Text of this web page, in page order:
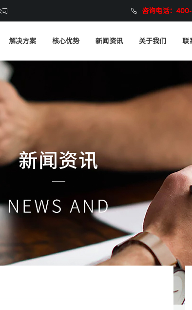
司 咨询电话：
解决方案 核心优势 新闻资讯 关于我们 联